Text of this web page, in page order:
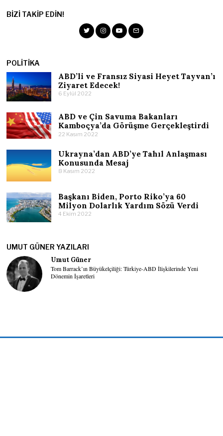
BIZI TAKIP EDIN!
POLITIKA
ABD’li ve Fransız Siyasi Heyet Tayvan’ı
Ziyaret Edecek!
6 Eylül 2022
ABD ve Çin Savuma Bakanları
Kamboçya’da Görüşme Gerçekleştirdi
22 Kasım 2022
Ukrayna’dan ABD’ye Tahıl Anlaşması
Konusunda Mesaj
8 Kasım 2022
Başkanı Biden, Porto Riko’ya 60
Milyon Dolarlık Yardım Sözü Verdi
4 Ekim 2022
UMUT GÜNER YAZILARI
Umut Güner
Tom Barrack’ın Büyükelçiliği: Türkiye-ABD İlişkilerinde Yeni
Dönemin İşaretleri